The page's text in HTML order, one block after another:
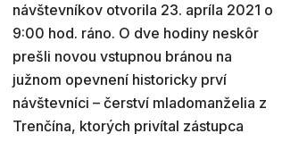
návštevníkov otvorila 23. apríla 2021 o
9:00 hod. ráno. O dve hodiny neskôr
prešli novou vstupnou bránou na
južnom opevnení historicky prví
návštevníci – čerství mladomanželia z
Trenčína, ktorých privítal zástupca